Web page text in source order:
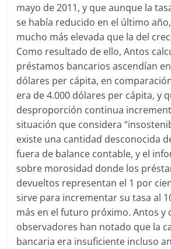
mayo de 2011, y que aunque la
se había reducido en el último
mucho más elevada que la del
Como resultado de ello, Antos
préstamos bancarios ascendían
dólares per cápita, en
era de 4.000 dólares per cápita, y
desproporción continua
situación que considera
existe una cantidad desconocida
fuera de balance contable, y el
sobre morosidad donde los
devueltos representan el 1 por
sirve para incrementar su tasa al
más en el futuro próximo. Antos y
observadores han notado que la
bancaria era insuficiente incluso